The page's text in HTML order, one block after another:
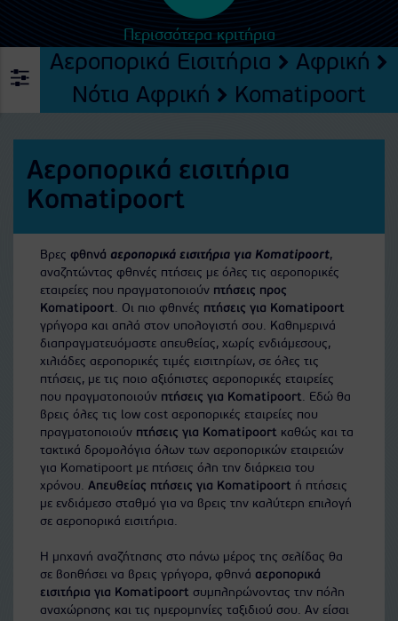
Περισσότερα κριτήρια
Αεροπορικά Εισιτήρια
Αφρική
Νότια Αφρική
Komatipoort
Αεροπορικά εισιτήρια
Komatipoort
Βρες φθηνά αεροπορικά εισιτήρια για Komatipoort,
αναζητώντας φθηνές πτήσεις με όλες τις αεροπορικές
εταιρείες που πραγματοποιούν πτήσεις προς
Komatipoort. Οι πιο φθηνές πτήσεις για Komatipoort
γρήγορα και απλά στον υπολογιστή σου. Καθημερινά
διαπραγματευόμαστε απευθείας, χωρίς ενδιάμεσους,
χιλιάδες αεροπορικές τιμές εισιτηρίων, σε όλες τις
πτήσεις, με τις ποιο αξιόπιστες αεροπορικές εταιρείες
που πραγματοποιούν πτήσεις για Komatipoort. Εδώ θα
βρεις όλες τις low cost αεροπορικές εταιρείες που
πραγματοποιούν πτήσεις για Komatipoort καθώς και τα
τακτικά δρομολόγια όλων των αεροπορικών εταιρειών
για Komatipoort με πτήσεις όλη την διάρκεια του
χρόνου. Απευθείας πτήσεις για Komatipoort ή πτήσεις
με ενδιάμεσο σταθμό για να βρεις την καλύτερη επιλογή
σε αεροπορικά εισιτήρια.
Η μηχανή αναζήτησης στο πάνω μέρος της σελίδας θα
σε βοηθήσει να βρεις γρήγορα, φθηνά αεροπορικά
εισιτήρια για Komatipoort συμπληρώνοντας την πόλη
αναχώρησης και τις ημερομηνίες ταξιδιού σου. Αν είσαι